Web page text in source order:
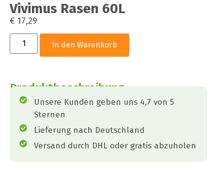
Vivimus Rasen 60L
€ 17,29
In den Warenkorb
Produktbeschreibung
Unsere Kunden geben uns 4,7 von 5
Sternen
Lieferung nach Deutschland
Versand durch DHL oder gratis abzuholen